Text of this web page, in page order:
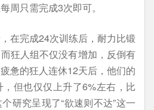
周只需完成3次即可。
在完成24次训练后，耐力比锻
狂人组不仅没有增加，反倒有
惫的狂人连休12天后，他们的
但也仅仅上升了6%左右，比
研究呈现了“欲速则不达”这一